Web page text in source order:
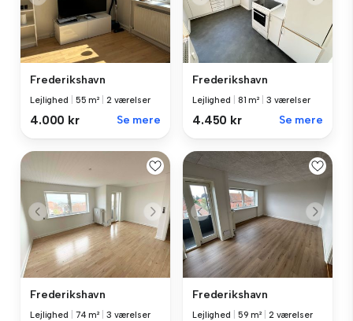
Frederikshavn
Lejlighed 55 m² 2 værelser
4.000 kr Se mere
Frederikshavn
Lejlighed 81 m² 3 værelser
4.450 kr Se mere
Frederikshavn
Lejlighed 74 m² 3 værelser
Frederikshavn
Lejlighed 59 m² 2 værelser